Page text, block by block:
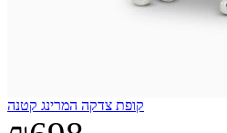
קופת צדקה המרינג קטנה